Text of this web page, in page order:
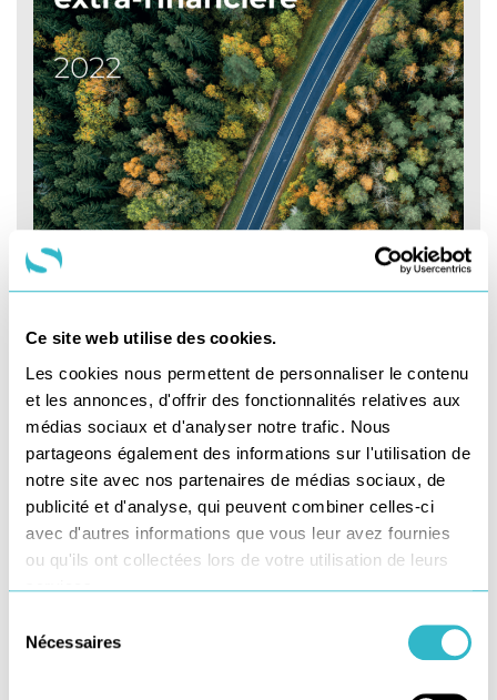
Ce site web utilise des cookies.
Les cookies nous permettent de personnaliser le contenu
et les annonces, d'offrir des fonctionnalités relatives aux
médias sociaux et d'analyser notre trafic. Nous
partageons également des informations sur l'utilisation de
notre site avec nos partenaires de médias sociaux, de
publicité et d'analyse, qui peuvent combiner celles-ci
avec d'autres informations que vous leur avez fournies
ou qu'ils ont collectées lors de votre utilisation de leurs
services.
Nécessaires
Téléchargez
notre DPEF 2022